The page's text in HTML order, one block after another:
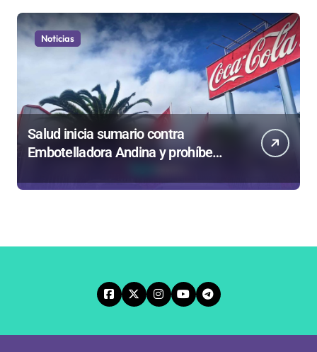
Noticias
Salud inicia sumario contra
Embotelladora Andina y prohíbe
laborales